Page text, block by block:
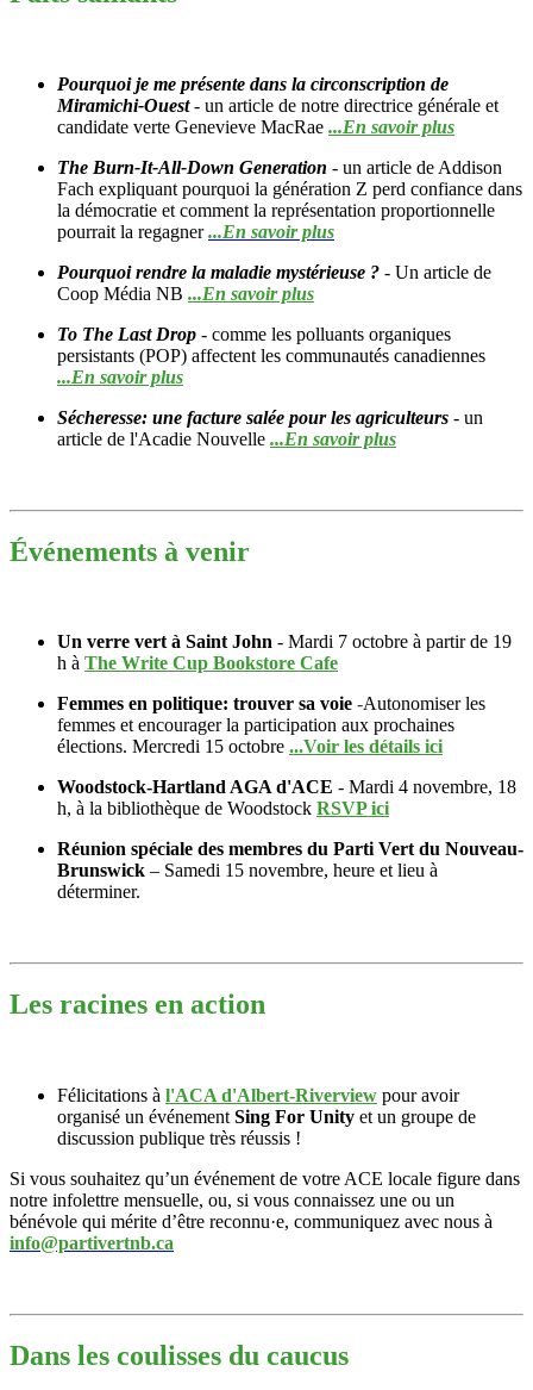
Pourquoi je me présente dans la circonscription de
Miramichi-Ouest - un article de notre directrice générale et
candidate verte Genevieve MacRae ...En savoir plus
The Burn-It-All-Down Generation - un article de Addison
Fach expliquant pourquoi la génération Z perd confiance dans
la démocratie et comment la représentation proportionnelle
pourrait la regagner...En savoir plus
Pourquoi rendre la maladie mystérieuse ? - Un article de
Coop Média NB ...En savoir plus
To The Last Drop - comme les polluants organiques
persistants (POP) affectent les communautés canadiennes
...En savoir plus
Sécheresse: une facture salée pour les agriculteurs - un
article de l'Acadie Nouvelle ...En savoir plus
Événements à venir
Un verre vert à Saint John - Mardi 7 octobre à partir de 19
h à The Write Cup Bookstore Cafe
Femmes en politique: trouver sa voie -Autonomiser les
femmes et encouragerla participation aux prochaines
élections. Mercredi 15 octobre ...Voir les détails ici
Woodstock-Hartland AGA d'ACE - Mardi 4 novembre, 18
h, à la bibliothèque de Woodstock RSVP ici
Réunion spéciale des membres du Parti Vert du Nouveau-
Brunswick – Samedi 15 novembre, heure et lieu à
déterminer.
Les racines en action
Félicitations à l'ACA d'Albert-Riverview pour avoir
organisé un événement Sing For Unity et un groupe de
discussion publique très réussis !
Si vous souhaitez qu’un événement de votre ACE locale figure dans
notre infolettre mensuelle, ou, si vous connaissez une ou un
bénévole qui mérite d’être reconnu·e, communiquez avec nous à
info@partivertnb.ca
Dans les coulisses du caucus